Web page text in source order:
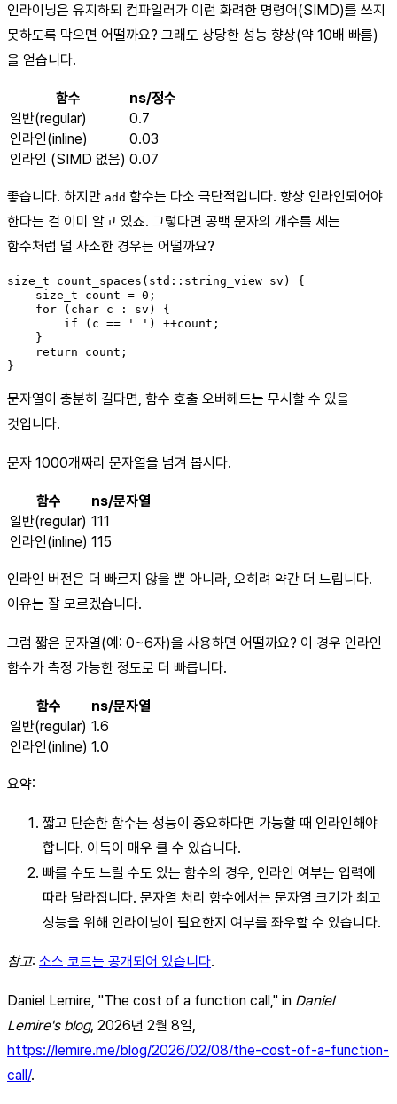
인라이닝은 유지하되 컴파일러가 이런 화려한 명령어(SIMD)를 쓰지
못하도록 막으면 어떨까요? 그래도 상당한 성능 향상(약 10배 빠름)
을 얻습니다.
함수
ns/정수
일반(regular)
0.7
인라인(inline)
0.03
인라인 (SIMD 없음) 0.07
좋습니다. 하지만 add 함수는 다소 극단적입니다. 항상 인라인되어야
한다는 걸 이미 알고 있죠. 그렇다면 공백 문자의 개수를 세는
함수처럼 덜 사소한 경우는 어떨까요?
size_t count_spaces(std::string_view sv) {
    size_t count = 0;
    for (char c : sv) {
        if (c == ' ') ++count;
    }
    return count;
}
문자열이 충분히 길다면, 함수 호출 오버헤드는 무시할 수 있을
것입니다.
문자 1000개짜리 문자열을 넘겨 봅시다.
함수
ns/문자열
일반(regular) 111
인라인(inline) 115
인라인 버전은 더 빠르지 않을 뿐 아니라, 오히려 약간 더 느립니다.
이유는 잘 모르겠습니다.
그럼 짧은 문자열(예: 0~6자)을 사용하면 어떨까요? 이 경우 인라인
함수가 측정 가능한 정도로 더 빠릅니다.
함수
ns/문자열
일반(regular) 1.6
인라인(inline) 1.0
요약:
짧고 단순한 함수는 성능이 중요하다면 가능할 때 인라인해야
합니다. 이득이 매우 클 수 있습니다.
빠를 수도 느릴 수도 있는 함수의 경우, 인라인 여부는 입력에
따라 달라집니다. 문자열 처리 함수에서는 문자열 크기가 최고
성능을 위해 인라이닝이 필요한지 여부를 좌우할 수 있습니다.
참고: 소스 코드는 공개되어 있습니다.
Daniel Lemire, "The cost of a function call," in Daniel
Lemire's blog, 2026년 2월 8일,
https://lemire.me/blog/2026/02/08/the-cost-of-a-function-
call/.